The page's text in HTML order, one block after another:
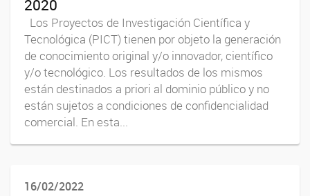
2020
Los Proyectos de Investigación Científica y
Tecnológica (PICT) tienen por objeto la generación
de conocimiento original y/o innovador, científico
y/o tecnológico. Los resultados de los mismos
están destinados a priori al dominio público y no
están sujetos a condiciones de confidencialidad
comercial. En esta...
16/02/2022